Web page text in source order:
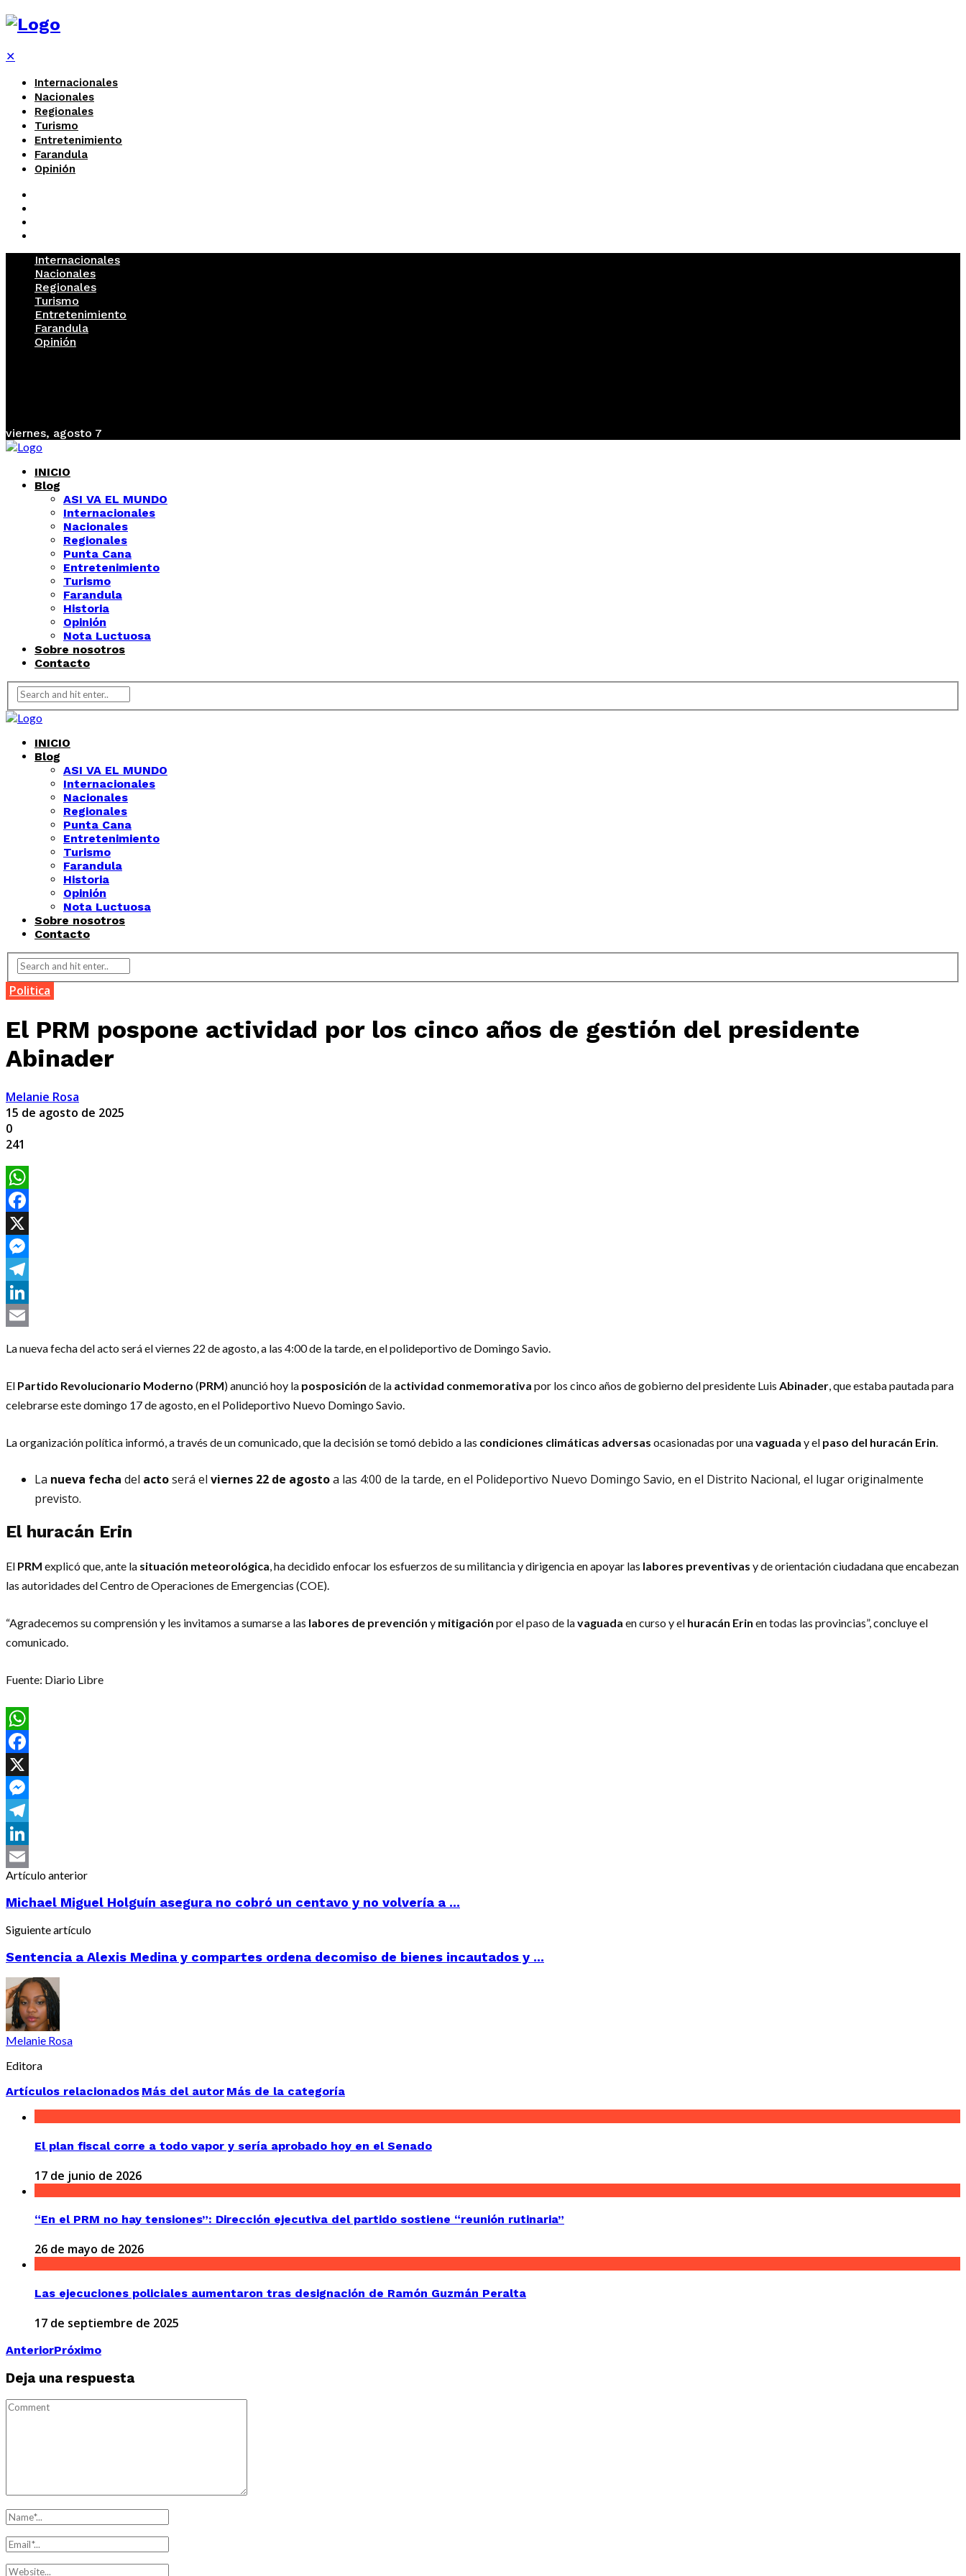
✕
Internacionales
Nacionales
Regionales
Turismo
Entretenimiento
Farandula
Opinión
Internacionales
Nacionales
Regionales
Turismo
Entretenimiento
Farandula
Opinión
viernes, agosto 7
INICIO
Blog
ASI VA EL MUNDO
Internacionales
Nacionales
Regionales
Punta Cana
Entretenimiento
Turismo
Farandula
Historia
Opinión
Nota Luctuosa
Sobre nosotros
Contacto
INICIO
Blog
ASI VA EL MUNDO
Internacionales
Nacionales
Regionales
Punta Cana
Entretenimiento
Turismo
Farandula
Historia
Opinión
Nota Luctuosa
Sobre nosotros
Contacto
Politica
El PRM pospone actividad por los cinco años de gestión del presidente
Abinader
Melanie Rosa
15 de agosto de 2025
0
241
WhatsApp
Facebook
X
Messenger
Telegram
LinkedIn
La nueva fecha del acto será el viernes 22 de agosto, a las 4:00 de la tarde, en el polideportivo de Domingo Savio.
El Partido Revolucionario Moderno (PRM) anunció hoy la posposición de la actividad conmemorativa por los cinco años de gobierno del presidente Luis Abinader , que estaba pautada para
celebrarse este domingo 17 de agosto, en el Polideportivo Nuevo Domingo Savio.
La organización política informó, a través de un comunicado, que la decisión se tomó debido a las condiciones climáticas adversas ocasionadas por unavaguada y el paso del huracán Erin
La nueva fecha del actoserá el viernes 22 de agostoa las 4:00 de la tarde, en el Polideportivo Nuevo Domingo Savio, en el Distrito Nacional, el lugar originalmente
previsto.
El huracán Erin
El PRM explicó que, ante la situación meteorológica, ha decidido enfocar los esfuerzos de su militancia y dirigencia en apoyar las labores preventivas y de orientación ciudadana que encabezan
las autoridades del Centro de Operaciones de Emergencias (COE).
“Agradecemos su comprensión y les invitamos a sumarse a las labores de prevención y mitigación por el paso de lavaguada en curso y el huracán Erin en todas las provincias”, concluye el
comunicado.
Fuente: Diario Libre
WhatsApp
Facebook
X
Messenger
Telegram
LinkedIn
Email
Artículo anterior
Michael Miguel Holguín asegura no cobró un centavo y no volvería a ...
Siguiente artículo
Sentencia a Alexis Medina y compartes ordena decomiso de bienes incautados y ...
Melanie Rosa
Editora
Artículos relacionados Más del autor Más de la categoría
El plan fiscal corre a todo vapor y sería aprobado hoy en el Senado
17 de junio de 2026
“En el PRM no hay tensiones”: Dirección ejecutiva del partido sostiene “reunión rutinaria”
26 de mayo de 2026
Las ejecuciones policiales aumentaron tras designación de Ramón Guzmán Peralta
17 de septiembre de 2025
AnteriorPróximo
Deja una respuesta